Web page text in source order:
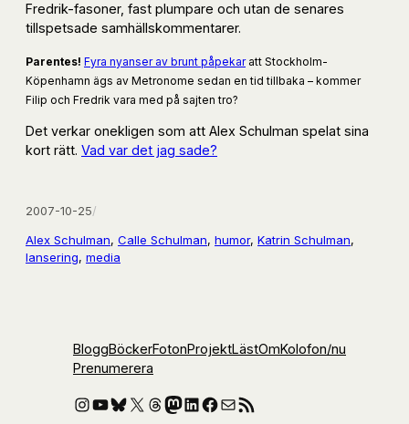
Fredrik-fasoner, fast plumpare och utan de senares
tillspetsade samhällskommentarer.
Parentes! Fyra nyanser av brunt påpekaratt Stockholm-
Köpenhamn ägs av Metronome sedan en tid tillbaka – kommer
Filip och Fredrik vara med på sajten tro?
Det verkar onekligen som att Alex Schulman spelat sina
kort rätt. Vad var det jag sade?
2007-10-25/
Alex Schulman, Calle Schulman, humor, Katrin Schulman
lansering, media
BloggBöckerFotonProjektLästOmKolofon/nu
Prenumerera
Instagram
YouTube
Bluesky
X Threads
Mastodon
LinkedIn
Facebook
E-postRSS-flöde